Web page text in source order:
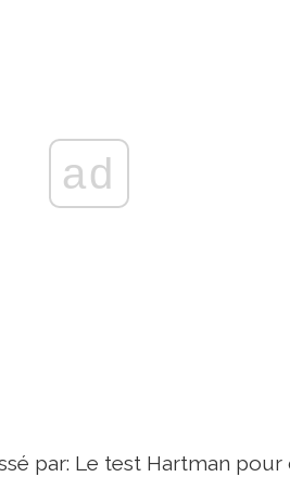
ad
par: Le test Hartman